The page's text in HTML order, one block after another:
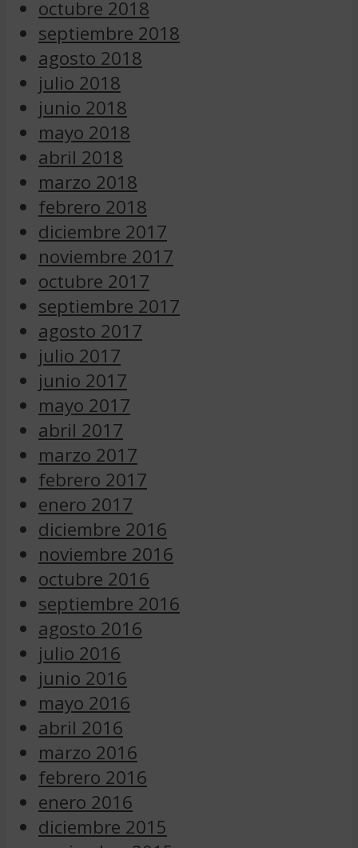
octubre 2018
septiembre 2018
agosto 2018
julio 2018
junio 2018
mayo 2018
abril 2018
marzo 2018
febrero 2018
diciembre 2017
noviembre 2017
octubre 2017
septiembre 2017
agosto 2017
julio 2017
junio 2017
mayo 2017
abril 2017
marzo 2017
febrero 2017
enero 2017
diciembre 2016
noviembre 2016
octubre 2016
septiembre 2016
agosto 2016
julio 2016
junio 2016
mayo 2016
abril 2016
marzo 2016
febrero 2016
enero 2016
diciembre 2015